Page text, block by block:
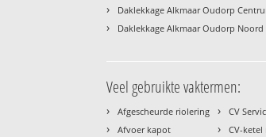
› Daklekkage Alkmaar Oudorp
› Daklekkage Alkmaar Oudorp
Veel gebruikte vaktermen:
› Afgescheurde riolering
› Afvoer kapot
› CV
› CV-